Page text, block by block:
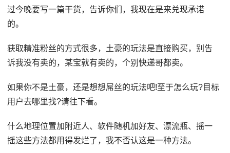
过今晚要写一篇干货，告诉你们，我现在是来兑现承诺
的。
获取精准粉丝的方式很多，土豪的玩法是直接购买，别告
诉我没有卖的，某宝就有卖的，个别快递哥都卖。
如果你不是土豪，还是想想屌丝的玩法吧!至于怎么玩?目标
用户去哪里找?请往下看。
什么地理位置加附近人、软件随机加好友、漂流瓶、摇一
摇这些方法都用得发烂了，我不否认这是一种方法。